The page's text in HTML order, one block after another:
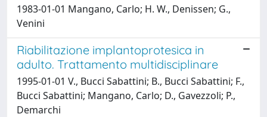
1983-01-01 Mangano, Carlo; H. W., Denissen; G.,
Venini
Riabilitazione implantoprotesica in
adulto. Trattamento multidisciplinare
1995-01-01 V., Bucci Sabattini; B., Bucci Sabattini; F.,
Bucci Sabattini; Mangano, Carlo; D., Gavezzoli; P.,
Demarchi